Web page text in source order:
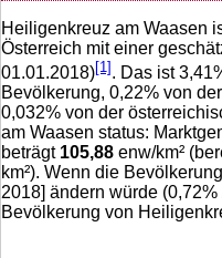
Heiligenkreuz am Waasen
Österreich mit einer
01.01.2018)[1] . Das ist3,41
Bevölkerung, 0,22% von der
0,032% von der
am Waasen status:
beträgt 105,88 enw/km²
km²). Wenn die
2018] ändern würde (0,72%
Bevölkerung von